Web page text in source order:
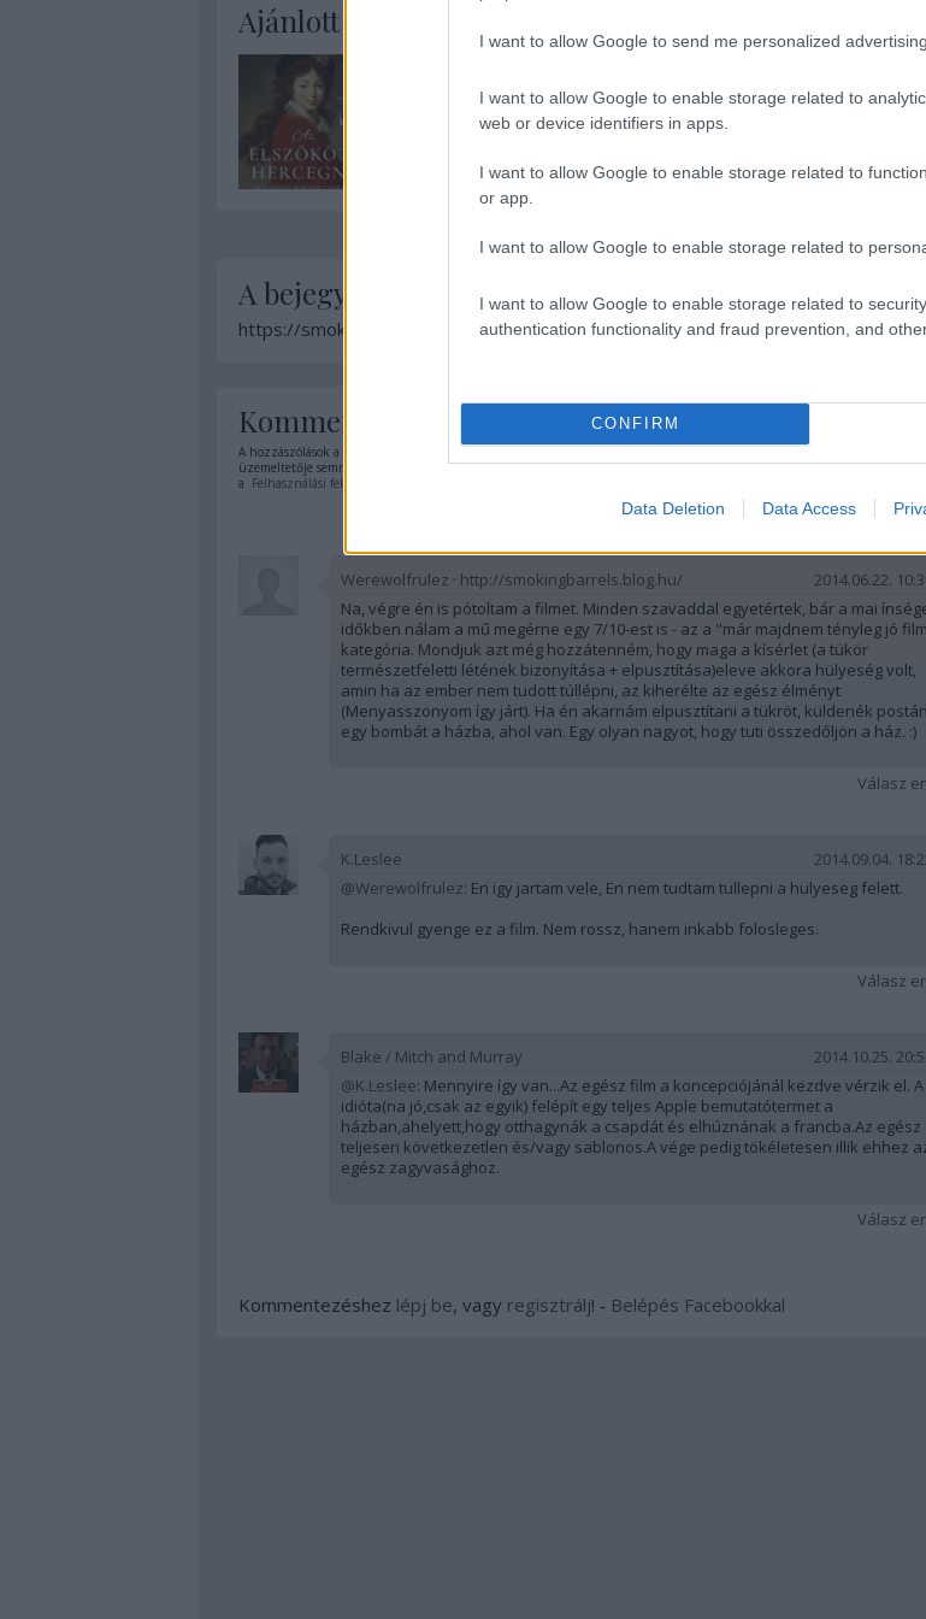
I want to allow Google to send me personalized advertising.
I want to allow Google to enable storage related to
web or device identifiers in apps.
I want to allow Google to enable storage related to
or app.
I want to allow Google to enable storage related to
I want to allow Google to enable storage related to
authentication functionality and fraud prevention, and
CONFIRM
Data Deletion Data Access
Ajánlott bejegyzések:
A bejegyzés trackback címe:
https://smokingbarrels.blog.hu/api/trackback/id/6280477
Kommentek:
A hozzászólások a
üzemeltetője semmilyen felelősséget nem vállal, azokat nem ellenőrzi. Kifogás esetén forduljon a blog szerkesztőjéhez.
a Felhasználási feltételekben
Werewolfrulez · http://smokingbarrels.blog.hu/
2014.06.22.
Na, végre én is pótoltam a filmet. Minden szavaddal egyetértek, bár a mai
időkben nálam a mű megérne egy 7/10-est is - az a "már majdnem tényleg jó
kategória. Mondjuk azt még hozzátenném, hogy maga a kísérlet (a tükör
természetfeletti létének bizonyítása + elpusztítása)eleve akkora hülyeség volt,
amin ha az ember nem tudott túllépni, az kiherélte az egész élményt
(Menyasszonyom így járt). Ha én akarnám elpusztítani a tükröt, küldenék postán
egy bombát a házba, ahol van. Egy olyan nagyot, hogy tuti összedőljön a ház. :)
Válasz
K.Leslee
2014.09.04.
@Werewolfrulez: En igy jartam vele, En nem tudtam tullepni a hulyeseg felett.
Rendkivul gyenge ez a film. Nem rossz, hanem inkabb folosleges.
Válasz
Blake / Mitch and Murray
2014.10.25.
@K.Leslee: Mennyire így van...Az egész film a koncepciójánál kezdve vérzik el.
idióta(na jó,csak az egyik) felépít egy teljes Apple bemutatótermet a
házban,ahelyett,hogy otthagynák a csapdát és elhúznának a francba.Az egész
teljesen következetlen és/vagy sablonos.A vége pedig tökéletesen illik ehhez
egész zagyvasághoz.
Válasz
Kommentezéshez lépj be, vagy regisztrálj! ‐ Belépés Facebookkal